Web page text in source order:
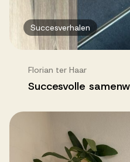
Succesverhalen
Florian ter Haar
Succesvolle